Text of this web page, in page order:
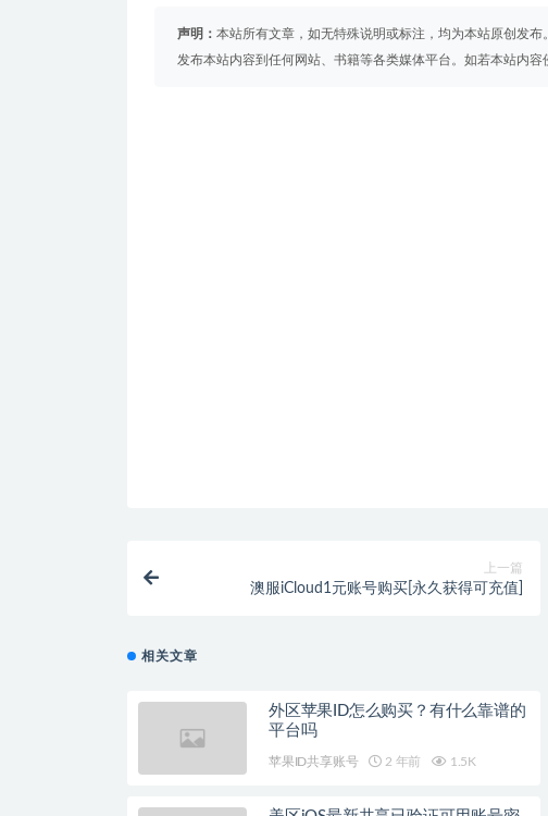
声明： 本站所有文章，如无特殊说明或标注，均为本站原创发
发布本站内容到任何网站、书籍等各类媒体平台。如若本站内
上一篇
澳服iCloud1元账号购买[永久获得可充值]
相关文章
外区苹果ID怎么购买？有什么靠谱的
平台吗
苹果ID共享账号 2 年前 1.5K